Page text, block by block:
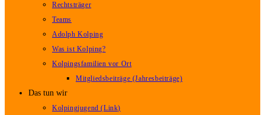
Rechtsträger
Teams
Adolph Kolping
Was ist Kolping?
Kolpingsfamilien vor Ort
Mitgliedsbeiträge (Jahresbeiträge)
Das tun wir
Kolpingjugend (Link)